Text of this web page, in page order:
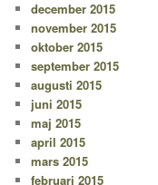
december 2015
november 2015
oktober 2015
september 2015
augusti 2015
juni 2015
maj 2015
april 2015
mars 2015
februari 2015